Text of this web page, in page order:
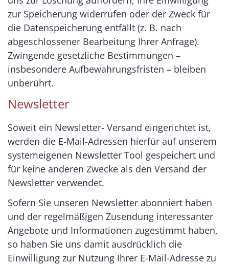
zur Speicherung widerrufen oder der Zweck für
die Datenspeicherung entfällt (z. B. nach
abgeschlossener Bearbeitung Ihrer Anfrage).
Zwingende gesetzliche Bestimmungen –
insbesondere Aufbewahrungsfristen – bleiben
unberührt.
Newsletter
Soweit ein Newsletter- Versand eingerichtet ist,
werden die E-Mail-Adressen hierfür auf unserem
systemeigenen Newsletter Tool gespeichert und
für keine anderen Zwecke als den Versand der
Newsletter verwendet.
Sofern Sie unseren Newsletter abonniert haben
und der regelmäßigen Zusendung interessanter
Angebote und Informationen zugestimmt haben,
so haben Sie uns damit ausdrücklich die
Einwilligung zur Nutzung Ihrer E-Mail-Adresse zu